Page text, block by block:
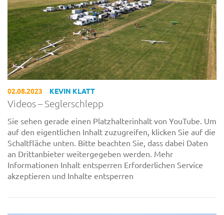
02.08.2023 KEVIN KLATT
Videos – Seglerschlepp
Sie sehen gerade einen Platzhalterinhalt von YouTube. Um
auf den eigentlichen Inhalt zuzugreifen, klicken Sie auf die
Schaltfläche unten. Bitte beachten Sie, dass dabei Daten
an Drittanbieter weitergegeben werden. Mehr
Informationen Inhalt entsperren Erforderlichen Service
akzeptieren und Inhalte entsperren